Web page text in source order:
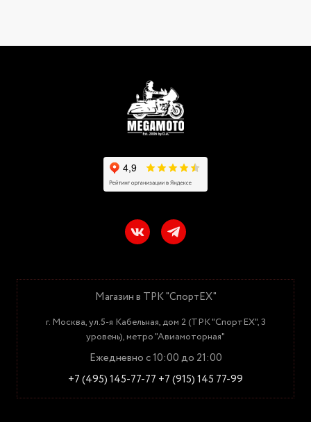
Магазин в ТРК "СпортЕХ"
г. Москва, ул.5-я Кабельная, дом 2 (ТРК "СпортЕХ", 3
уровень), метро "Авиамоторная"
Ежедневно с 10:00 до 21:00
+7 (495) 145-77-77 +7 (915) 145 77-99